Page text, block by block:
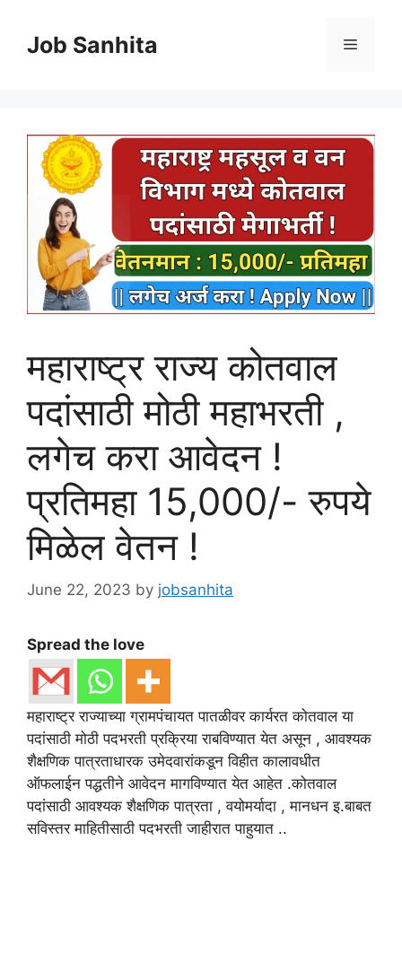
contentJob Sanhita Menu
महाराष्ट्र राज्य कोतवाल
पदांसाठी मोठी महाभरती ,
लगेच करा आवेदन !
प्रतिमहा 15,000/- रुपये
मिळेल वेतन !
June 22, 2023 by jobsanhita
Spread the love
महाराष्ट्र राज्याच्या ग्रामपंचायत पातळीवर कार्यरत कोतवाल या
पदांसाठी मोठी पदभरती प्रक्रिया राबविण्यात येत असून , आवश्यक
शैक्षणिक पात्रताधारक उमेदवारांकडून विहीत कालावधीत
ऑफलाईन पद्धतीने आवेदन मागविण्यात येत आहेत .कोतवाल
पदांसाठी आवश्यक शैक्षणिक पात्रता , वयोमर्यादा , मानधन इ.बाबत
सविस्तर माहितीसाठी पदभरती जाहीरात पाहुयात ..